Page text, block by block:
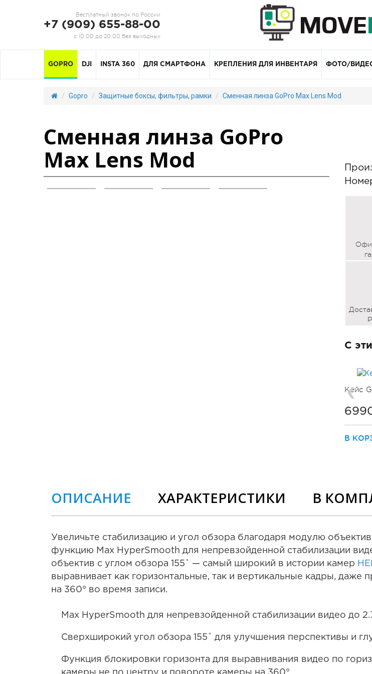
Бесплатный звонок по России
+7 (909) 655-88-00
с 10:00 до 20:00 без выходных
GOPRO DJI INSTA 360 ДЛЯ СМАРТФОНА КРЕПЛЕНИЯ ДЛЯ ИНВЕНТАРЯ ФОТО/
Gopro Защитные боксы, фильтры, рамки Сменная линза GoPro Max Lens Mod
Сменная линза GoPro
Max Lens Mod
С
Кейс
В
ОПИСАНИЕ ХАРАКТЕРИСТИКИ В
Увеличьте стабилизацию и угол обзора благодаря модулю
функцию Max HyperSmooth для непревзойденной стабилизации
объектив с углом обзора 155˚ — самый широкий в истории камер
выравнивает как горизонтальные, так и вертикальные кадры,
на 360° во время записи.
Max HyperSmooth для непревзойденной стабилизации видео до
Сверхширокий угол обзора 155˚ для улучшения перспективы и
Функция блокировки горизонта для выравнивания видео по